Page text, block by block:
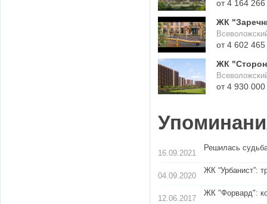
от 4 164 266
ЖК
от 4 602 465
ЖК
от 4 930 000
16.09.2021
Решилась
04.09.2020
ЖК “Урбанист”:
12.06.2017
ЖК "Форвард":